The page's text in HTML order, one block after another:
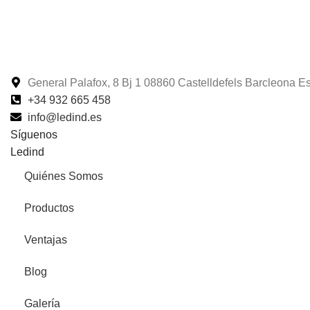
General Palafox, 8 Bj 1 08860 Castelldefels Barcleona
+34 932 665 458‬
info@ledind.es
Síguenos
Ledind
Quiénes Somos
Productos
Ventajas
Blog
Galería